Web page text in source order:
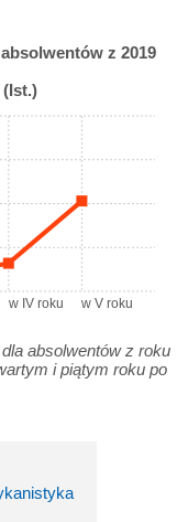
z 2019
w IV roku w V roku
absolwentów z roku
i piątym roku po